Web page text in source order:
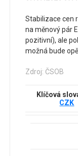
Stabilizace cen
na měnový pár
pozitivní), ale
možná bude
Zdroj: ČSOB
Klíčová
CZK